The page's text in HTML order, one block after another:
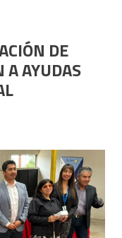
DE
A AYUDAS